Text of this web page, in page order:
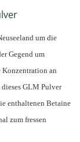
um die
Gegend um
Konzentration an
GLM Pulver
enthaltenen Betaine
zum fressen